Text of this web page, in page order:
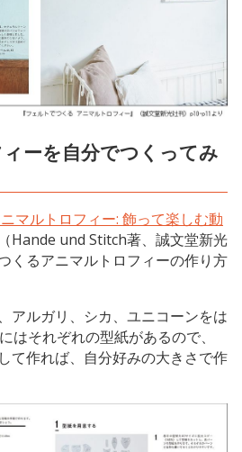
ーを自分でつくってみ
マルトロフィー: 飾って楽しむ動
（Hande und Stitch著、誠文堂新光
くるアニマルトロフィーの作り方
アルガリ、シカ、ユニコーンをは
はそれぞれの型紙があるので、
て作れば、自分好みの大きさで作